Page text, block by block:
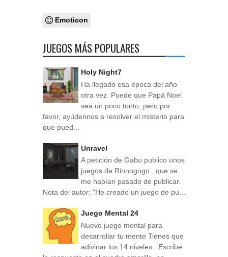
Emoticon
JUEGOS MÁS POPULARES
Holy Night7
Ha llegado esa época del año
otra vez. Puede que Papá Noel
sea un poco tonto, pero por
favor, ayúdennos a resolver el misterio para
que pued...
Unravel
A petición de Gabu publico unos
juegos de Rinnogogo , que se
me habían pasado de publicar.
Nota del autor: "He creado un juego de pu...
Juego Mental 24
Nuevo juego mental para
desarrollar tu mente Tienes que
adivinar los 14 niveles . Escribe